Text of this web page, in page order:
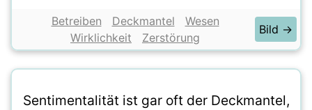
Betreiben Deckmantel
Wesen
Wirklichkeit
Zerstörung
Bild →
Sentimentalität ist gar oft der Deckmantel,